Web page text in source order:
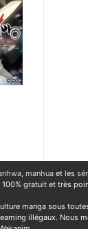
, manhua et les
100% gratuit et très
manga sous
illégaux. Nous